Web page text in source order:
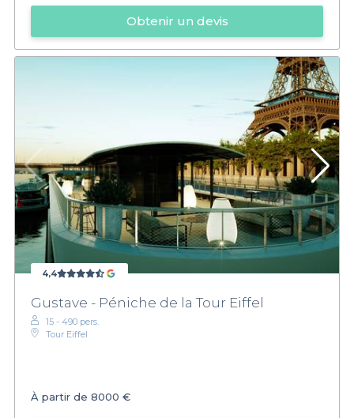
Obtenir un devis
4,4
Gustave - Péniche de la Tour Eiffel
15 - 490 pers.
Tour Eiffel
À partir de 8000 €